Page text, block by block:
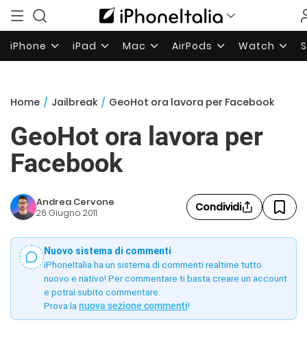
iPhone iPad Mac AirPods Watch
Home / Jailbreak / GeoHot ora lavora per Facebook
GeoHot ora lavora per
Facebook
Andrea Cervone
26 Giugno 2011 Condividi
Nuovo sistema di commenti
iPhoneItalia ha un sistema di commenti realtime tutto
nuovo e nativo! Per commentare ti basta creare un account
e potrai subito commentare.
Prova la nuova sezione commenti!